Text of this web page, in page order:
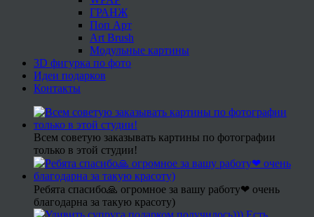
ГРАНЖ
Поп Арт
Art Brush
Модульные картины
3D фигурка по фото
Идеи подарков
Контакты
Всем советую заказывать картины по фотографии
только в этой студии!
Ребята спасибо🙏 огромное за вашу работу❤ очень
благодарна за такую красоту)